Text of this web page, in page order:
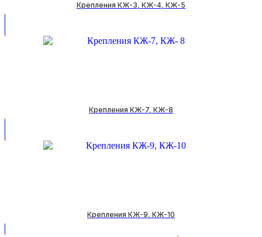
Крепления КЖ-3, КЖ-4, КЖ-5
Крепления КЖ-7, КЖ-8
Крепления КЖ-9, КЖ-10